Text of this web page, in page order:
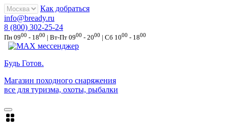
Как добраться
info@bready.ru
8 (800) 302-25-24
Пн 0900 - 1800 | Вт-Пт 0900 - 2000 | Сб 1000 - 1800
Будь Готов.
Магазин походного снаряжения
все для туризма, охоты, рыбалки